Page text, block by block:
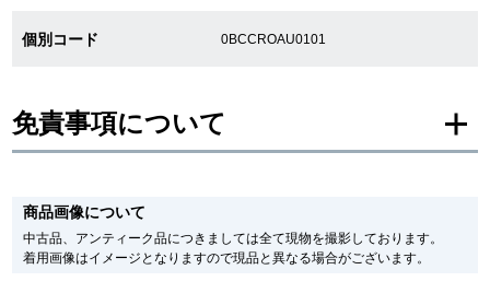
WEBマガジン
商品画像について
中古品、アンティーク品につきましては全て現物を撮影しております。
着用画像はイメージとなりますので現品と異なる場合がございます。
個別コード 0BCCROAU0101
免責事項について
メーカー保護シールの有無に個体差がございますのでご了承下さいませ。
また、メーカーにてマイナーチェンジがなされる場合がございますが、在庫品
の仕様で販売させていただきますので予めご了承の程お願いいたします。
尚、中古品、アンティーク品につきましては現品を撮影しております。